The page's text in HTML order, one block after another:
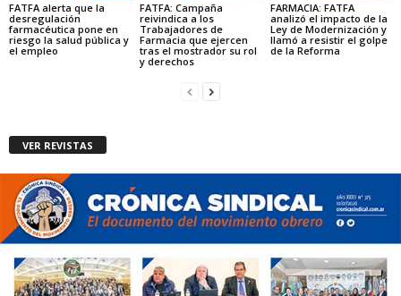
FATFA alerta que la
desregulación
farmacéutica pone en
riesgo la salud pública y
el empleo
FATFA: Campaña
reivindica a los
Trabajadores de
Farmacia que ejercen
tras el mostrador su rol
y derechos
FARMACIA: FATFA
analizó el impacto de la
Ley de Modernización y
llamó a resistir el golpe
de la Reforma
VER REVISTAS